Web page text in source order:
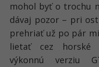
mohol byť o trochu
dávaj pozor – pri
prehriať už po pár
lietať cez horské
výkonnú verziu